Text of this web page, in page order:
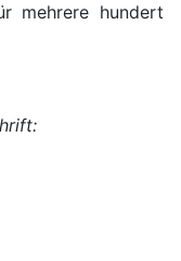
mehrere hundert